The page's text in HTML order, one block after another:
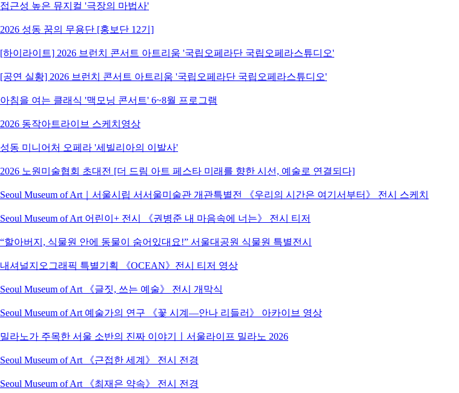
접근성 높은 뮤지컬 '극장의 마법사'
2026 성동 꿈의 무용단 [홍보단 12기]
[하이라이트] 2026 브런치 콘서트 아트리움 '국립오페라단 국립오페라스튜디오'
[공연 실황] 2026 브런치 콘서트 아트리움 '국립오페라단 국립오페라스튜디오'
아침을 여는 클래식 '맥모닝 콘서트' 6~8월 프로그램
2026 동작아트라이브 스케치영상
성동 미니어처 오페라 '세빌리아의 이발사'
2026 노원미술협회 초대전 [더 드림 아트 페스타 미래를 향한 시선, 예술로 연결되다]
Seoul Museum of Art｜서울시립 서서울미술관 개관특별전 《우리의 시간은 여기서부터》 전시 스케치
Seoul Museum of Art 어린이+ 전시 《권병준 내 마음속에 너는》 전시 티저
“할아버지, 식물원 안에 동물이 숨어있대요!” 서울대공원 식물원 특별전시
내셔널지오그래픽 특별기획 《OCEAN》전시 티저 영상
Seoul Museum of Art 《글짓, 쓰는 예술》 전시 개막식
Seoul Museum of Art 예술가의 연구 《꽃 시계―안나 리들러》 아카이브 영상
밀라노가 주목한 서울 소반의 진짜 이야기ㅣ서울라이프 밀라노 2026
Seoul Museum of Art 《근접한 세계》 전시 전경
Seoul Museum of Art 《최재은 약속》 전시 전경